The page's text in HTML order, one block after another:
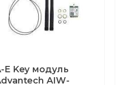
E Key модуль
AIW-